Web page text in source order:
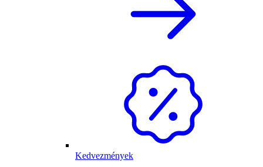
Kedvezmények